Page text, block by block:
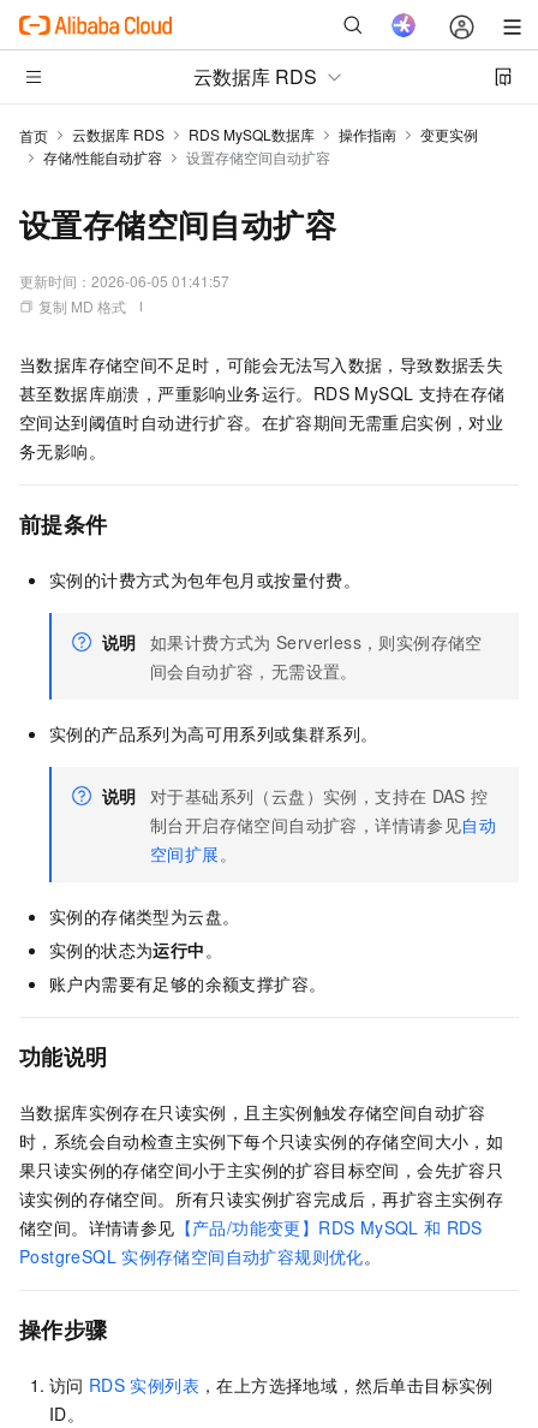
云数据库 RDS
首页 云数据库 RDS RDS MySQL数据库 操作指南
变更实例
存储/性能自动扩容
设置存储空间自动扩容
设置存储空间自动扩容
更新时间： 2026-06-05 01:41:57
复制 MD 格式
当数据库存储空间不足时，可能会无法写入数据，导致数据丢失
甚至数据库崩溃，严重影响业务运行。RDS MySQL 支持在存储
空间达到阈值时自动进行扩容。在扩容期间无需重启实例，对业
务无影响。
前提条件
实例的计费方式为包年包月或按量付费。
说明 如果计费方式为 Serverless，则实例存储空
间会自动扩容，无需设置。
实例的产品系列为高可用系列或集群系列。
说明 对于基础系列（云盘）实例，支持在 DAS 控
制台开启存储空间自动扩容，详情请参见自动
空间扩展。
实例的存储类型为云盘。
实例的状态为运行中。
账户内需要有足够的余额支撑扩容。
功能说明
当数据库实例存在只读实例，且主实例触发存储空间自动扩容
时，系统会自动检查主实例下每个只读实例的存储空间大小，如
果只读实例的存储空间小于主实例的扩容目标空间，会先扩容只
读实例的存储空间。所有只读实例扩容完成后，再扩容主实例存
储空间。详情请参见 【产品/功能变更】RDS MySQL 和 RDS
PostgreSQL 实例存储空间自动扩容规则优化。
操作步骤
访问 RDS 实例列表 ，在上方选择地域，然后单击目标实例
ID。